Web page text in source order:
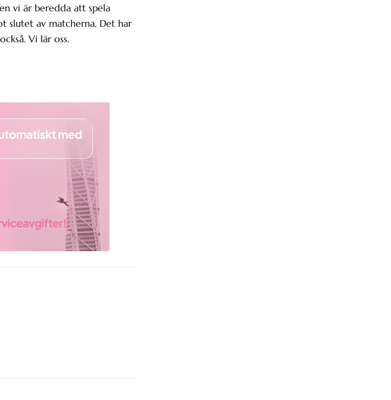
vi är beredda att spela
slutet av matcherna. Det har
Vi lär oss.